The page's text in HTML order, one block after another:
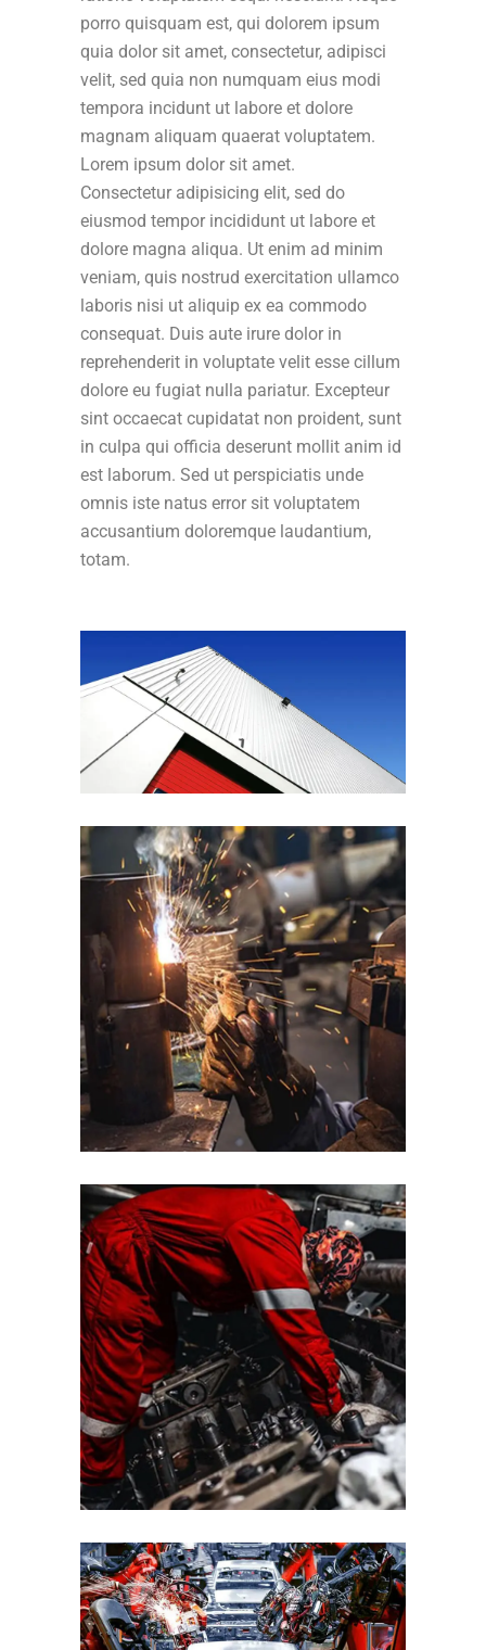
porro quisquam est, qui dolorem ipsum
quia dolor sit amet, consectetur, adipisci
velit, sed quia non numquam eius modi
tempora incidunt ut labore et dolore
magnam aliquam quaerat voluptatem.
Lorem ipsum dolor sit amet.
Consectetur adipisicing elit, sed do
eiusmod tempor incididunt ut labore et
dolore magna aliqua. Ut enim ad minim
veniam, quis nostrud exercitation ullamco
laboris nisi ut aliquip ex ea commodo
consequat. Duis aute irure dolor in
reprehenderit in voluptate velit esse cillum
dolore eu fugiat nulla pariatur. Excepteur
sint occaecat cupidatat non proident, sunt
in culpa qui officia deserunt mollit anim id
est laborum. Sed ut perspiciatis unde
omnis iste natus error sit voluptatem
accusantium doloremque laudantium,
totam.